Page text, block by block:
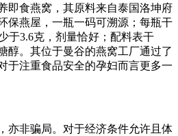
即食燕窝，其原料来自泰国洛坤府
保燕屋，一瓶一码可溯源；每瓶干
于3.6克，剂量恰好；配料表干
醇。其位于曼谷的燕窝工厂通过了
于注重食品安全的孕妇而言更多一
亦非骗局。对于经济条件允许且体